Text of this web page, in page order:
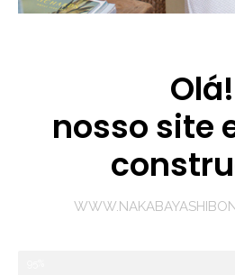
Olá!
nosso site